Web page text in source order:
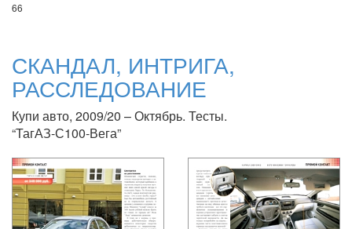
66
СКАНДАЛ, ИНТРИГА,
РАССЛЕДОВАНИЕ
Купи авто, 2009/20 – Октябрь. Тесты.
“ТагАЗ-С100-Вега”